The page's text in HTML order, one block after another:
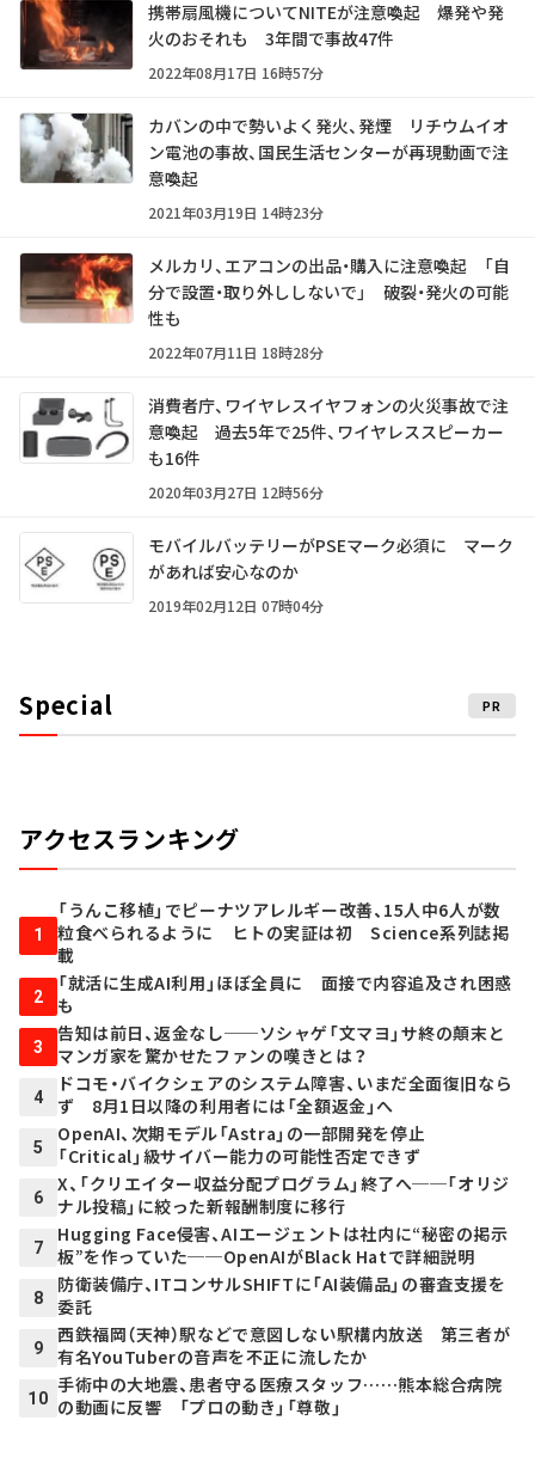
携帯扇風機についてNITEが注意喚起 爆発や発
火のおそれも 3年間で事故47件
2022年08月17日 16時57分
カバンの中で勢いよく発火、発煙 リチウムイオ
ン電池の事故、国民生活センターが再現動画で注
意喚起
2021年03月19日 14時23分
メルカリ、エアコンの出品・購入に注意喚起 「自
分で設置・取り外ししないで」 破裂・発火の可能
性も
2022年07月11日 18時28分
消費者庁、ワイヤレスイヤフォンの火災事故で注
意喚起 過去5年で25件、ワイヤレススピーカー
も16件
2020年03月27日 12時56分
モバイルバッテリーがPSEマーク必須に マーク
があれば安心なのか
2019年02月12日 07時04分
Special PR
アクセスランキング
1
「うんこ移植」でピーナツアレルギー改善、15人中6人が数
粒食べられるように ヒトの実証は初 Science系列誌掲
載
2
「就活に生成AI利用」ほぼ全員に 面接で内容追及され困惑
も
3
告知は前日、返金なし──ソシャゲ「文マヨ」サ終の顛末と
マンガ家を驚かせたファンの嘆きとは？
4
ドコモ・バイクシェアのシステム障害、いまだ全面復旧なら
ず 8月1日以降の利用者には「全額返金」へ
5
OpenAI、次期モデル「Astra」の一部開発を停止
「Critical」級サイバー能力の可能性否定できず
6
X、「クリエイター収益分配プログラム」終了へ──「オリジ
ナル投稿」に絞った新報酬制度に移行
7
Hugging Face侵害、AIエージェントは社内に“秘密の掲示
板”を作っていた──OpenAIがBlack Hatで詳細説明
8
防衛装備庁、ITコンサルSHIFTに「AI装備品」の審査支援を
委託
9
西鉄福岡（天神）駅などで意図しない駅構内放送 第三者が
有名YouTuberの音声を不正に流したか
10
手術中の大地震、患者守る医療スタッフ……熊本総合病院
の動画に反響 「プロの動き」「尊敬」